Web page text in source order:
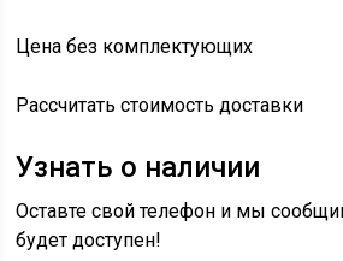
Цена без комплектующих
Рассчитать стоимость доставки
Узнать о наличии
Оставте свой телефон и мы
будет доступен!